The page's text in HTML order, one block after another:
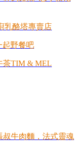
乳酪塔專賣店
起野餐吧
茶TIM & MEL
叔牛肉麵，法式靈魂